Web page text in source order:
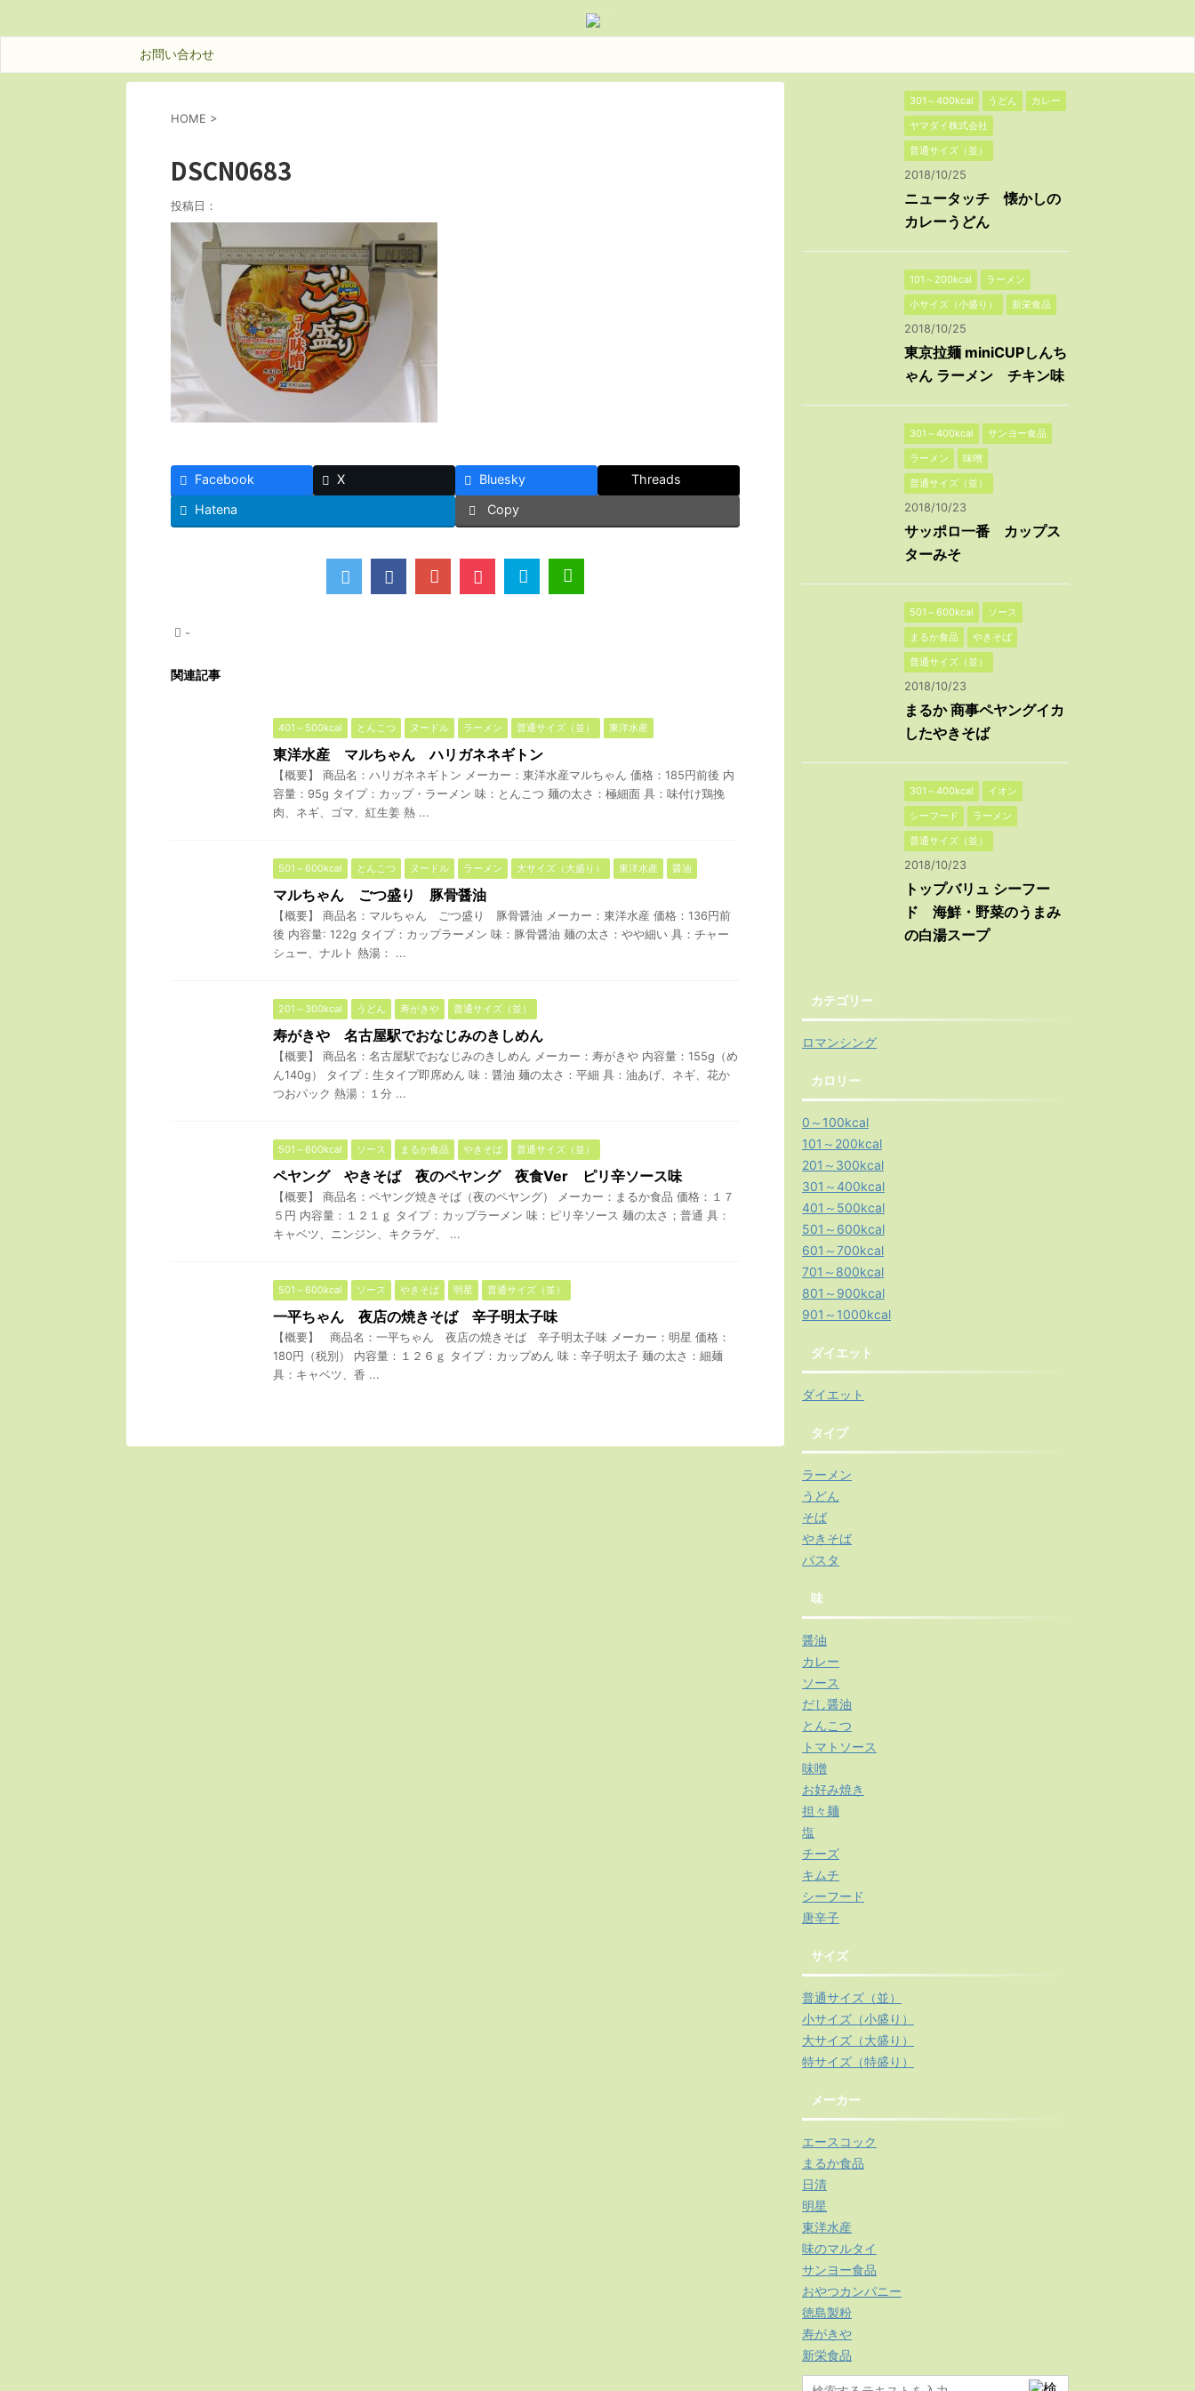
お問い合わせ
HOME >
DSCN0683
投稿日：
Facebook X Bluesky
Threads
Hatena
Copy
-
関連記事
401～500kcal とんこつ ヌードル ラーメン 普通サイズ（並） 東洋水産
東洋水産 マルちゃん ハリガネネギトン
【概要】 商品名：ハリガネネギトン メーカー：東洋水産マルちゃん 価格：185円前後 内
容量：95g タイプ：カップ・ラーメン 味：とんこつ 麺の太さ：極細面 具：味付け鶏挽
肉、ネギ、ゴマ、紅生姜 熱 ...
501～600kcal とんこつ ヌードル ラーメン 大サイズ（大盛り） 東洋水産 醤油
マルちゃん ごつ盛り 豚骨醤油
【概要】 商品名：マルちゃん ごつ盛り 豚骨醤油 メーカー：東洋水産 価格：136円前
後 内容量: 122g タイプ：カップラーメン 味：豚骨醤油 麺の太さ：やや細い 具：チャー
シュー、ナルト 熱湯： ...
201～300kcal うどん 寿がきや 普通サイズ（並）
寿がきや 名古屋駅でおなじみのきしめん
【概要】 商品名：名古屋駅でおなじみのきしめん メーカー：寿がきや 内容量：155g（め
ん140g） タイプ：生タイプ即席めん 味：醤油 麺の太さ：平細 具：油あげ、ネギ、花か
つおパック 熱湯：１分 ...
501～600kcal ソース まるか食品 やきそば 普通サイズ（並）
ペヤング やきそば 夜のペヤング 夜食Ver ピリ辛ソース味
【概要】 商品名：ペヤング焼きそば（夜のペヤング） メーカー：まるか食品 価格：１７
５円 内容量：１２１ｇ タイプ：カップラーメン 味：ピリ辛ソース 麺の太さ；普通 具：
キャベツ、ニンジン、キクラゲ、 ...
501～600kcal ソース やきそば 明星 普通サイズ（並）
一平ちゃん 夜店の焼きそば 辛子明太子味
【概要】 商品名：一平ちゃん 夜店の焼きそば 辛子明太子味 メーカー：明星 価格：
180円（税別） 内容量：１２６ｇ タイプ：カップめん 味：辛子明太子 麺の太さ：細麺
具：キャベツ、香 ...
301～400kcal うどん
カレー
ヤマダイ株式会社
普通サイズ（並）
2018/10/25
ニュータッチ 懐かしの
カレーうどん
101～200kcal
ラーメン
小サイズ（小盛り）
新栄食品
2018/10/25
東京拉麺 miniCUPしんち
ゃん ラーメン チキン味
301～400kcal
サンヨー食品
ラーメン
味噌
普通サイズ（並）
2018/10/23
サッポロ一番 カップス
ターみそ
501～600kcal
ソース
まるか食品
やきそば
普通サイズ（並）
2018/10/23
まるか 商事ペヤングイカ
したやきそば
301～400kcal
イオン
シーフード
ラーメン
普通サイズ（並）
2018/10/23
トップバリュ シーフー
ド 海鮮・野菜のうまみ
の白湯スープ
カテゴリー
ロマンシング
カロリー
0～100kcal
101～200kcal
201～300kcal
301～400kcal
401～500kcal
501～600kcal
601～700kcal
701～800kcal
801～900kcal
901～1000kcal
ダイエット
ダイエット
タイプ
ラーメン
うどん
そば
やきそば
パスタ
味
醤油
カレー
ソース
だし醤油
とんこつ
トマトソース
味噌
お好み焼き
担々麺
塩
チーズ
キムチ
シーフード
唐辛子
サイズ
普通サイズ（並）
小サイズ（小盛り）
大サイズ（大盛り）
特サイズ（特盛り）
メーカー
エースコック
まるか食品
日清
明星
東洋水産
味のマルタイ
サンヨー食品
おやつカンパニー
徳島製粉
寿がきや
新栄食品